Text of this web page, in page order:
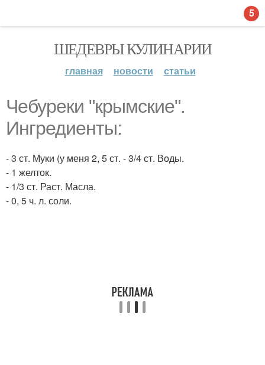
ШЕДЕВРЫ КУЛИНАРИИ
главная новости статьи
Чебуреки "крымские".
Ингредиенты:
- 3 ст. Муки (у меня 2, 5 ст. - 3/4 ст. Воды.
- 1 желток.
- 1/3 ст. Раст. Масла.
- 0, 5 ч. л. соли.
5